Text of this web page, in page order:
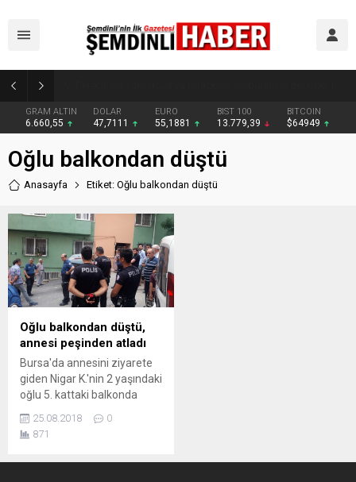
GRAM ALTIN
6.660,55
DOLAR
47,7111
EURO
55,1881
BIST 100
13.779,39
BITCOIN
$64949
Oğlu balkondan düştü
Anasayfa Etiket: Oğlu balkondan düştü
Oğlu balkondan düştü,
annesi peşinden atladı
Bursa'da annesini ziyarete
giden Nigar K.'nin 2 yaşındaki
oğlu 5. kattaki balkonda
krizi geçiren anne de kendini
aşağıya attı. Çocuk öldü,
25.08.2018
0
871